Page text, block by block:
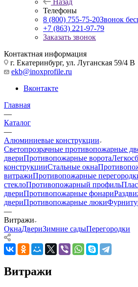
Назад
Телефоны
8 (800) 755-75-20Звонок
+7 (863) 221-97-79
Заказать звонок
Контактная информация
г. Екатеринбург, ул. Луганская 59/4 В
ekb@inoxprofile.ru
Вконтакте
Главная
—
Каталог
—
Алюминиевые конструкции
Светопрозрачные противопожарные
двериПротивопожарные ворота
конструкцииСтальные окна
витражиПротивопожарные
стеклоПротивопожарный профиль
двериПротивопожарные фонари
двериПротивопожарные люки
—
Витражи
ОкнаДвериЗимние садыПерегородки
Витражи